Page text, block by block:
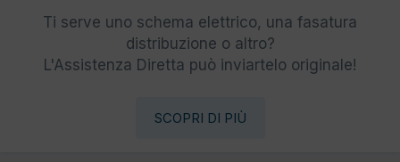
Ti serve uno schema elettrico, una fasatura
distribuzione o altro?
L'Assistenza Diretta può inviartelo originale!
SCOPRI DI PIÙ